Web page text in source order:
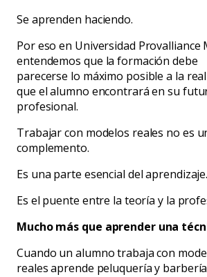
Se aprenden haciendo.
Por eso en Universidad Provalliance
entendemos que la formación debe
parecerse lo máximo posible a la
que el alumno encontrará en su
profesional.
Trabajar con modelos reales no es
complemento.
Es una parte esencial del aprendizaje.
Es el puente entre la teoría y la
Mucho más que aprender una
Cuando un alumno trabaja con
reales aprende peluquería y